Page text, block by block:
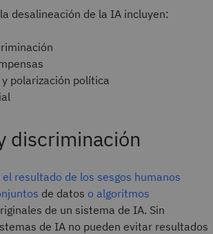
desalineación de la IA incluyen:
polarización política
discriminación
el resultado de los sesgos humanos
de datos o algoritmos
de un sistema de IA. Sin
de IA no pueden evitar resultados